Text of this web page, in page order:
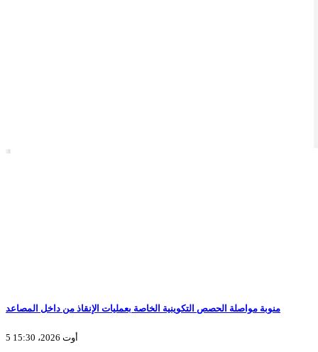
منوبة مواصلة الحصص التكوينية الخاصة بعمليات الإنقاذ من داخل المصاعد
5 أوت 2026، 15:30